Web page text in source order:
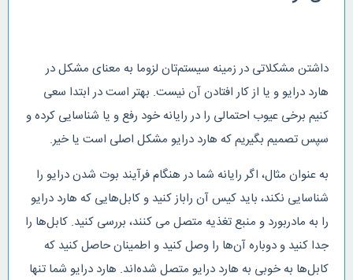
داشتن مشکلاتی در زمینه سیستم‌تان لزوما به معنای مشکل در
هارد درایو و یا از کار افتادن آن نیست. بهتر است در ابتدا سعی
کنیم برخی عیوب احتمالی را در رایانه خود رفع و یا شناسایی کرده و
سپس تصمیم بگیریم که هارد درایو مشکل اصلی است یا خیر.
به عنوان مثال، اگر رایانه شما در هنگام فرآیند بوت شدن درایو را
شناسایی نکند، باید کیس آن راباز کنید و کابل‌هایی که هارد درایو
را به مادربورد و منبع تغذیه متصل می کنند، بررسی کنید. کابل‌ها را
جدا کنید و دوباره آن‌ها را وصل کنید و اطمینان حاصل کنید که
کابل‌ها به خوبی به هارد درایو متصل شده‌اند. هارد درایو شما تنها